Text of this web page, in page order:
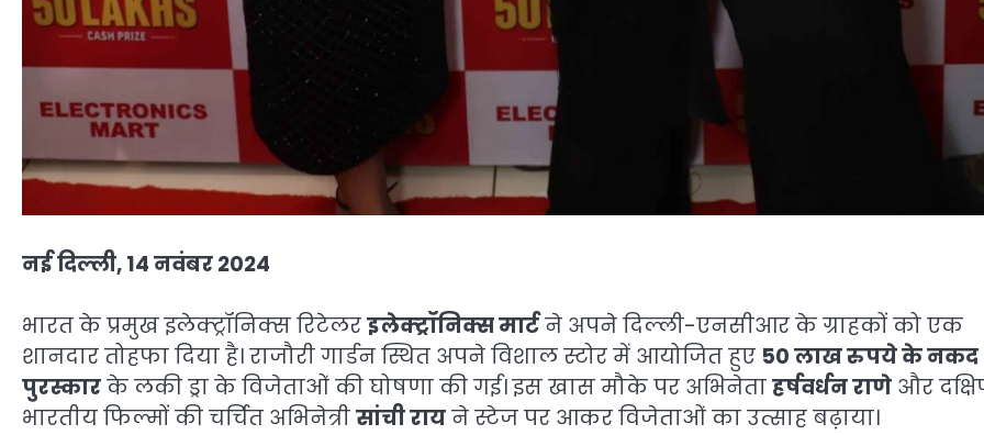
नई दिल्ली, 14 नवंबर 2024
भारत के प्रमुख इलेक्ट्रॉनिक्स रिटेलरइलेक्ट्रॉनिक्स मार्टने अपने दिल्ली-एनसीआर के ग्राहकों को एक
शानदार तोहफा दिया है। राजौरी गार्डन स्थित अपने विशाल स्टोर में आयोजित हुए 50 लाख रुपये के नकद
पुरस्कारके लकी ड्रा के विजेताओं की घोषणा की गई। इस खास मौके पर अभिनेताहर्षवर्धन राणे और
भारतीय फिल्मों की चर्चित अभिनेत्रीसांची रायने स्टेज पर आकर विजेताओं का उत्साह बढ़ाया।